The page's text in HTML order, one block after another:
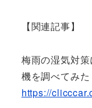
【関連記事】
梅雨の湿気対
機を調べてみた
https://